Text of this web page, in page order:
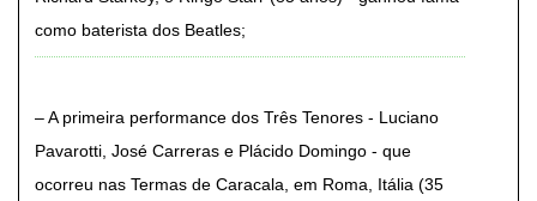
como baterista dos Beatles
A primeira performance dos Três Tenores - Luciano
Pavarotti, José Carreras e Plácido Domingo - que
ocorreu nas Termas de Caracala, em Roma, Itália (35